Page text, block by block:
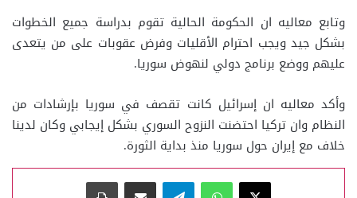
وتابع معاليه ان الحكومة الحالية تقوم بدراسة جميع الخطوات
بشكل جيد ويجب احترام الأقليات وفرض عقوبات على من يتعدى
عليهم ووضع برنامج دولي لنهوض سوريا.
وأكد معاليه ان إسرائيل كانت تقصف في سوريا بإرشادات من
النظام وان تركيا احتضنت النزوح السوري بشكل إيجابي وكان لدينا
خلاف مع إيران حول سوريا منذ بداية الثورة.
‫X
واتسابتيلقراممشاركة عبر البريد طباعة